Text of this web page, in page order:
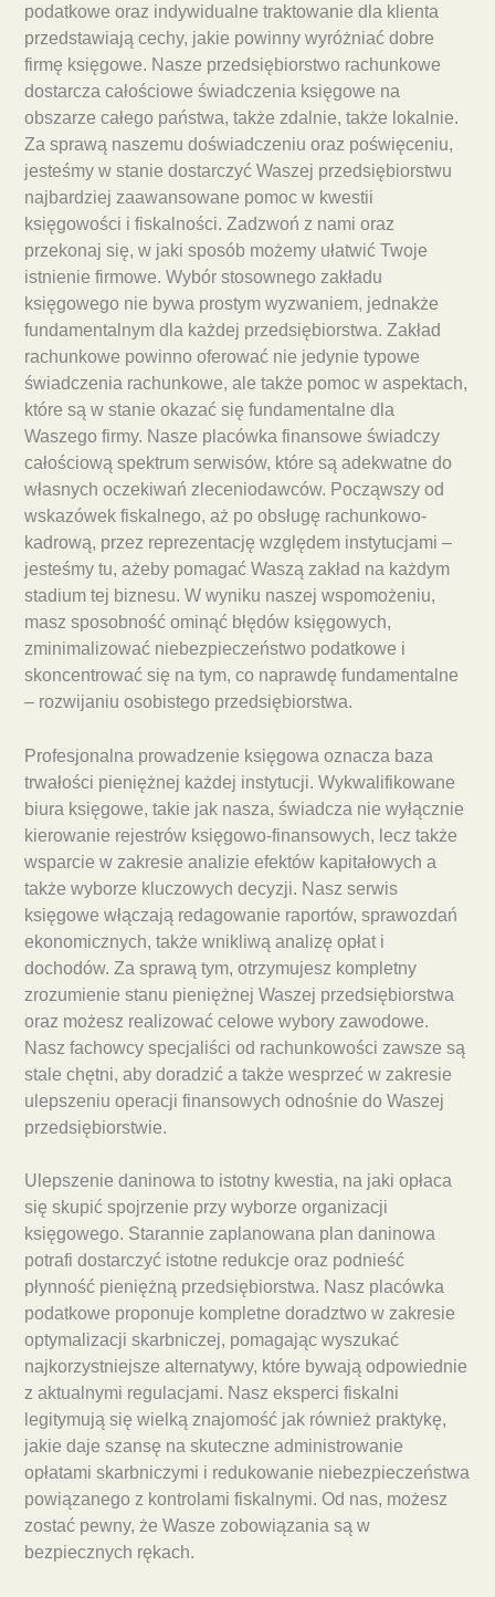
podatkowe oraz indywidualne traktowanie dla klienta
przedstawiają cechy, jakie powinny wyróżniać dobre
firmę księgowe. Nasze przedsiębiorstwo rachunkowe
dostarcza całościowe świadczenia księgowe na
obszarze całego państwa, także zdalnie, także lokalnie.
Za sprawą naszemu doświadczeniu oraz poświęceniu,
jesteśmy w stanie dostarczyć Waszej przedsiębiorstwu
najbardziej zaawansowane pomoc w kwestii
księgowości i fiskalności. Zadzwoń z nami oraz
przekonaj się, w jaki sposób możemy ułatwić Twoje
istnienie firmowe. Wybór stosownego zakładu
księgowego nie bywa prostym wyzwaniem, jednakże
fundamentalnym dla każdej przedsiębiorstwa. Zakład
rachunkowe powinno oferować nie jedynie typowe
świadczenia rachunkowe, ale także pomoc w aspektach,
które są w stanie okazać się fundamentalne dla
Waszego firmy. Nasze placówka finansowe świadczy
całościową spektrum serwisów, które są adekwatne do
własnych oczekiwań zleceniodawców. Począwszy od
wskazówek fiskalnego, aż po obsługę rachunkowo-
kadrową, przez reprezentację względem instytucjami –
jesteśmy tu, ażeby pomagać Waszą zakład na każdym
stadium tej biznesu. W wyniku naszej wspomożeniu,
masz sposobność ominąć błędów księgowych,
zminimalizować niebezpieczeństwo podatkowe i
skoncentrować się na tym, co naprawdę fundamentalne
– rozwijaniu osobistego przedsiębiorstwa.
Profesjonalna prowadzenie księgowa oznacza baza
trwałości pieniężnej każdej instytucji. Wykwalifikowane
biura księgowe, takie jak nasza, świadcza nie wyłącznie
kierowanie rejestrów księgowo-finansowych, lecz także
wsparcie w zakresie analizie efektów kapitałowych a
także wyborze kluczowych decyzji. Nasz serwis
księgowe włączają redagowanie raportów, sprawozdań
ekonomicznych, także wnikliwą analizę opłat i
dochodów. Za sprawą tym, otrzymujesz kompletny
zrozumienie stanu pieniężnej Waszej przedsiębiorstwa
oraz możesz realizować celowe wybory zawodowe.
Nasz fachowcy specjaliści od rachunkowości zawsze są
stale chętni, aby doradzić a także wesprzeć w zakresie
ulepszeniu operacji finansowych odnośnie do Waszej
przedsiębiorstwie.
Ulepszenie daninowa to istotny kwestia, na jaki opłaca
się skupić spojrzenie przy wyborze organizacji
księgowego. Starannie zaplanowana plan daninowa
potrafi dostarczyć istotne redukcje oraz podnieść
płynność pieniężną przedsiębiorstwa. Nasz placówka
podatkowe proponuje kompletne doradztwo w zakresie
optymalizacji skarbniczej, pomagając wyszukać
najkorzystniejsze alternatywy, które bywają odpowiednie
z aktualnymi regulacjami. Nasz eksperci fiskalni
legitymują się wielką znajomość jak również praktykę,
jakie daje szansę na skuteczne administrowanie
opłatami skarbniczymi i redukowanie niebezpieczeństwa
powiązanego z kontrolami fiskalnymi. Od nas, możesz
zostać pewny, że Wasze zobowiązania są w
bezpiecznych rękach.